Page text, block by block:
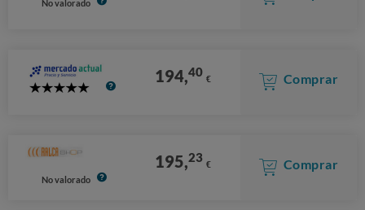
No valorado
5
194,40 € Comprar
No valorado
195,23 € Comprar